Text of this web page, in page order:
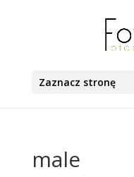
Zaznacz stronę
male